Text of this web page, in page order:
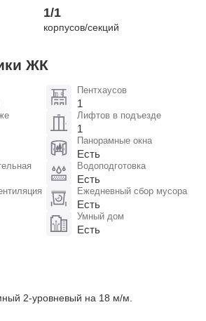
1/1
корпусов/секций
ЖК
Пентхаусов
1
Лифтов в подъезде
1
Панорамные окна
Есть
Водоподготовка
Есть
Ежедневный сбор мусора
Есть
Умный дом
Есть
2-уровневый на 18 м/м.